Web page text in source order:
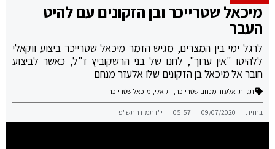
מיכאל שטרייכר ובן הזקונים עם להיט
העבר
לרגל ימי בין המצרים, מגיש הזמר מיכאל שטרייכר ביצוע ווקאלי
ללהיטו "אין ערוך", לחנו של בני הרשקוביץ ז"ל, כאשר לביצוע
חובר אל מיכאל בן הזקונים שלו אלעזר מנחם
תגיות: אלעזר מנחם שטרייכר, ווקאלי, מיכאל שטרייכר
בחזית 09/07/2020
05:57 י"ז תמוז התש"פ